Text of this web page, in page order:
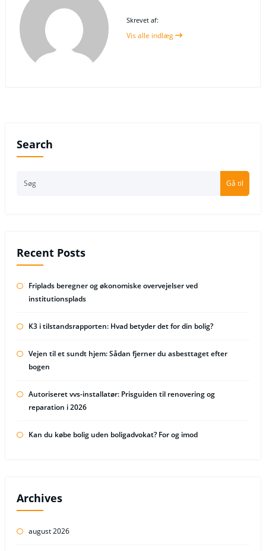
Skrevet af:
Vis alle indlæg
Search
Gå til
Recent Posts
Friplads beregner og økonomiske overvejelser ved
institutionsplads
K3 i tilstandsrapporten: Hvad betyder det for din bolig?
Vejen til et sundt hjem: Sådan fjerner du asbesttaget efter
bogen
Autoriseret vvs-installatør: Prisguiden til renovering og
reparation i 2026
Kan du købe bolig uden boligadvokat? For og imod
Archives
august 2026